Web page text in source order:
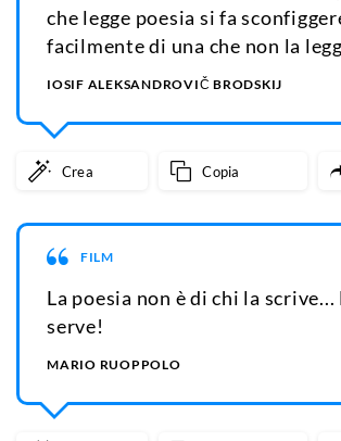
che legge poesia si fa
facilmente di una che non la
IOSIF ALEKSANDROVIČ BRODSKIJ
Crea Copia
FILM
La poesia non è di chi la
serve!
MARIO RUOPPOLO